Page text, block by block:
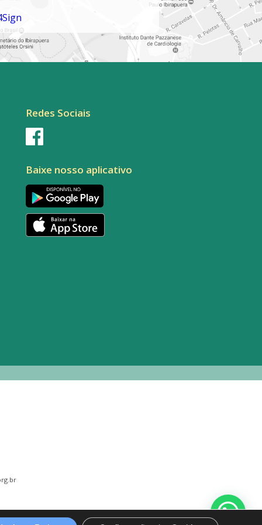
Redes Sociais
Baixe nosso aplicativo